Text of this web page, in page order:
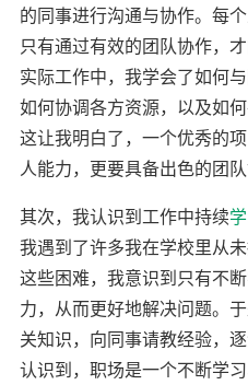
的同事进行沟通与协作。每
只有通过有效的团队协作，
实际工作中，我学会了如何
如何协调各方资源，以及如
这让我明白了，一个优秀的
人能力，更要具备出色的团队
其次，我认识到工作中持续
我遇到了许多我在学校里从
这些困难，我意识到只有不
力，从而更好地解决问题。
关知识，向同事请教经验，
认识到，职场是一个不断学